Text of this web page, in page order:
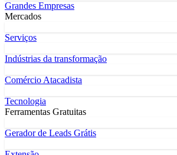
Grandes Empresas
Mercados
Serviços
Indústrias da transformação
Comércio Atacadista
Tecnologia
Ferramentas Gratuitas
Gerador de Leads Grátis